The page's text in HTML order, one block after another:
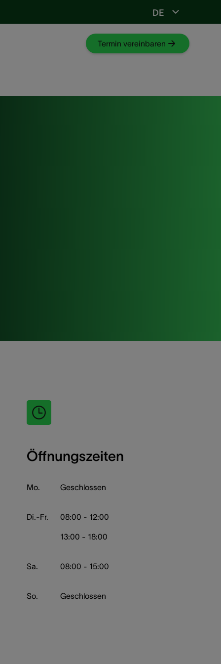
DE
Termin vereinbaren
Öffnungszeiten
Mo. Geschlossen
Di.-Fr. 08:00 - 12:00
13:00 - 18:00
Sa. 08:00 - 15:00
So. Geschlossen